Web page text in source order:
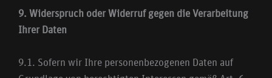
9. Widerspruch oder Widerruf gegen die Verarbeitung
Ihrer Daten
9.1. Sofern wir Ihre personenbezogenen Daten auf